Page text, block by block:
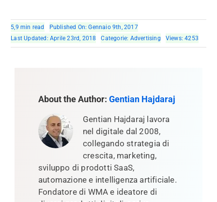
5,9 min read
Published On: Gennaio 9th, 2017
Last Updated: Aprile 23rd, 2018
Categorie: Advertising Views: 4253
About the Author: Gentian Hajdaraj
Gentian Hajdaraj lavora
nel digitale dal 2008,
collegando strategia di
crescita, marketing,
sviluppo di prodotti SaaS,
automazione e intelligenza artificiale.
Fondatore di WMA e ideatore di